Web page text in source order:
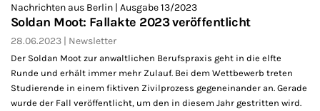
Nachrichten aus Berlin | Ausgabe 13/2023
Soldan Moot: Fallakte 2023 veröffentlicht
28.06.2023 Newsletter
Der Soldan Moot zur anwaltlichen Berufspraxis geht in die elfte
Runde und erhält immer mehr Zulauf. Bei dem Wettbewerb treten
Studierende in einem fiktiven Zivilprozess gegeneinander an. Gerade
wurde der Fall veröffentlicht, um den in diesem Jahr gestritten wird.